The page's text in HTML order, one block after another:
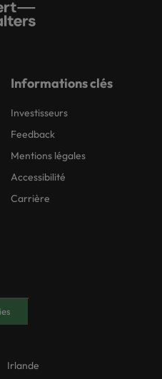
Informations clés
Investisseurs
Feedback
Mentions légales
Accessibilité
Carrière
Irlande